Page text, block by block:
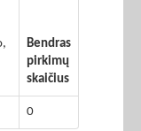
Bendras
pirkimų
skaičius
0